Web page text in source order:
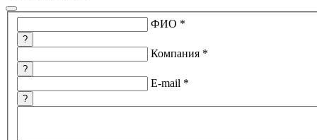
ФИО *
?
Компания *
?
E-mail *
?